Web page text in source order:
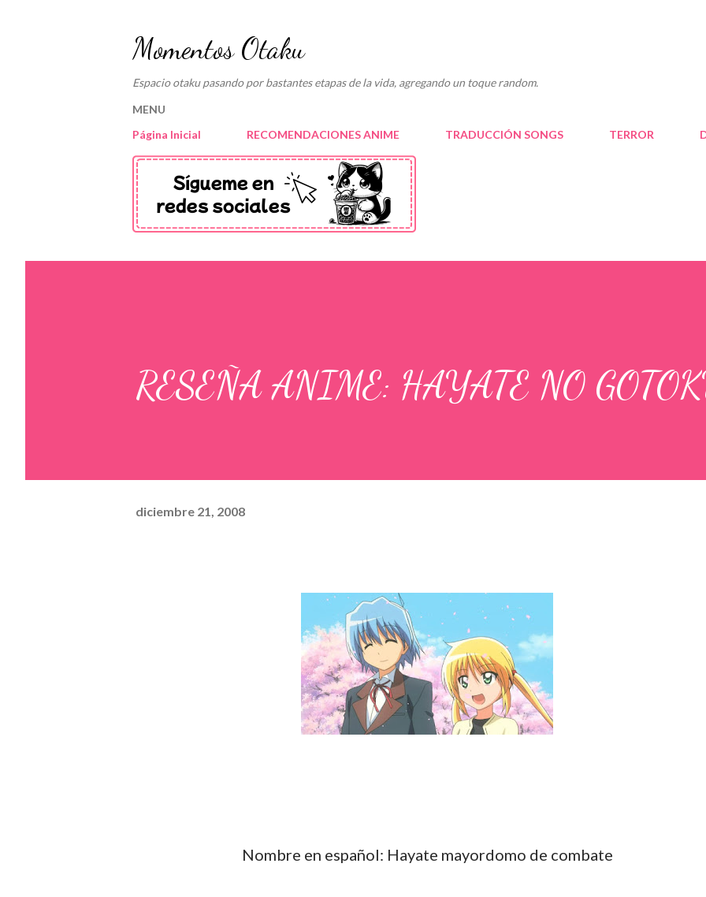
Momentos Otaku
Espacio otaku pasando por bastantes etapas de la vida, agregando un toque random.
MENU
Página Inicial
RECOMENDACIONES ANIME TRADUCCIÓN SONGS TERROR
RESEÑA ANIME: HAYATE NO
diciembre 21, 2008
Nombre en español: Hayate mayordomo de combate